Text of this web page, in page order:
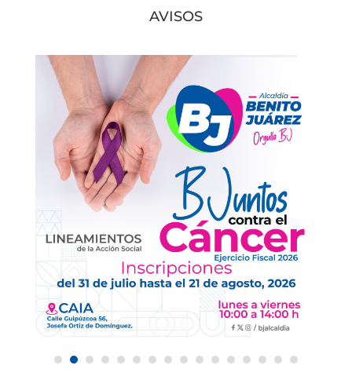
AVISOS